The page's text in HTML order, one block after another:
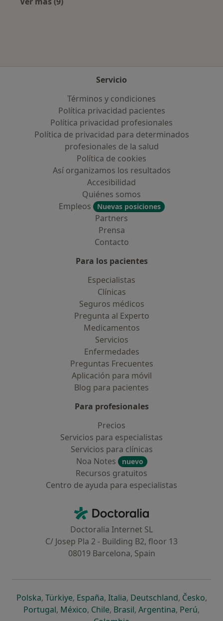
Servicio
Términos y condiciones
Política privacidad pacientes
Política privacidad profesionales
Política de privacidad para determinados
profesionales de la salud
Política de cookies
Así organizamos los resultados
Accesibilidad
Quiénes somos
Empleos
Nuevas posiciones
Partners
Prensa
Contacto
Para los pacientes
Especialistas
Clínicas
Seguros médicos
Pregunta al Experto
Medicamentos
Servicios
Enfermedades
Preguntas Frecuentes
Aplicación para móvil
Blog para pacientes
Para profesionales
Precios
Servicios para especialistas
Servicios para clínicas
Noa Notes
nuevo
Recursos gratuitos
Centro de ayuda para especialistas
Doctoralia - Página de inicio
Doctoralia Internet SL
C/ Josep Pla 2 - Building B2, floor 13
08019 Barcelona, Spain
Polskase abre en una nueva pestaña
, Türkiyese abre en una nueva pestaña
, Españase abre en una nueva pestaña
, Italiase abre en una nueva
, Deutschlandse abre en
, Českose
,
Portugalse abre en una nueva pestaña
, Méxicose abre en una nueva pestaña
, Chilese abre en una nueva pestaña
, Brasilse abre en una nueva
, Argentinase abre en
, Perúse
,